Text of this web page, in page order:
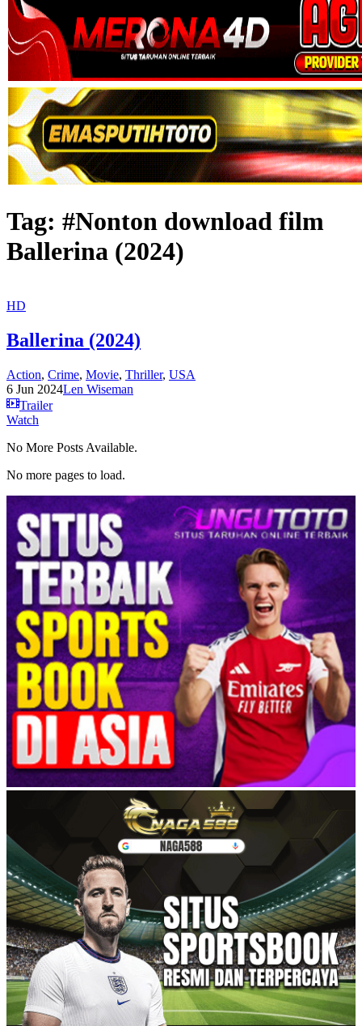
Tag: #Nonton download film
Ballerina (2024)
HD
Ballerina (2024)
Action, Crime, Movie, Thriller, USA
6 Jun 2024Len Wiseman
Trailer
Watch
No More Posts Available.
No more pages to load.